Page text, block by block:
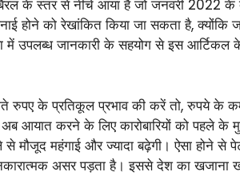
के स्तर से नीचे आया है जो जनवरी 2022 के
होने को रेखांकित किया जा सकता है,
उपलब्ध जानकारी के सहयोग से इस आर्टिकल
रुपए के प्रतिकूल प्रभाव की करें तो, रुपये
आयात करने के लिए कारोबारियों को पहले के
महंगाई और ज्यादा बढ़ेगी। ऐसा होने से
असर पड़ता है। इससे देश का खजाना